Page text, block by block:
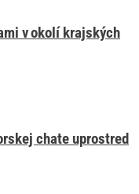
v okolí krajských
chate uprostred